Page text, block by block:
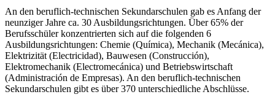
An den beruflich-technischen Sekundarschulen gab es Anfang der
neunziger Jahre ca. 30 Ausbildungsrichtungen. Über 65% der
Berufsschüler konzentrierten sich auf die folgenden 6
Ausbildungsrichtungen: Chemie (Química), Mechanik (Mecánica),
Elektrizität (Electricidad), Bauwesen (Construcción),
Elektromechanik (Electromecánica) und Betriebswirtschaft
(Administración de Empresas). An den beruflich-technischen
Sekundarschulen gibt es über 370 unterschiedliche Abschlüsse.